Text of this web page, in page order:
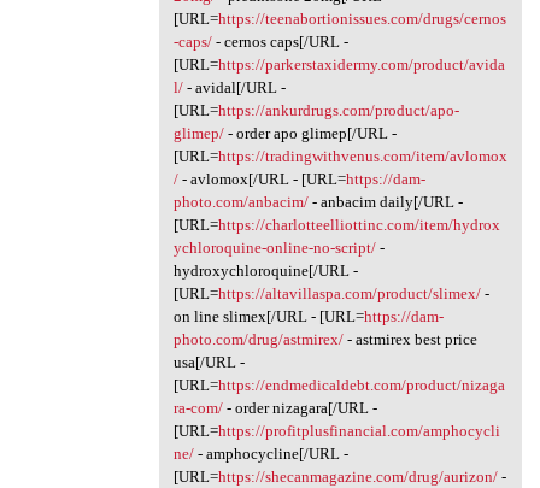
[URL=https://teenabortionissues.com/drugs/cernos
-caps/- cernos caps[/URL -
[URL=https://parkerstaxidermy.com/product/avida
l/- avidal[/URL -
[URL=https://ankurdrugs.com/product/apo-
glimep/- order apo glimep[/URL -
[URL=https://tradingwithvenus.com/item/avlomox
/- avlomox[/URL - [URL=https://dam-
photo.com/anbacim/- anbacim daily[/URL -
[URL=https://charlotteelliottinc.com/item/hydrox
ychloroquine-online-no-script/-
hydroxychloroquine[/URL -
[URL=https://altavillaspa.com/product/slimex/-
on line slimex[/URL - [URL=https://dam-
photo.com/drug/astmirex/- astmirex best price
usa[/URL -
[URL=https://endmedicaldebt.com/product/nizaga
ra-com/- order nizagara[/URL -
[URL=https://profitplusfinancial.com/amphocycli
ne/- amphocycline[/URL -
[URL=https://shecanmagazine.com/drug/aurizon/-